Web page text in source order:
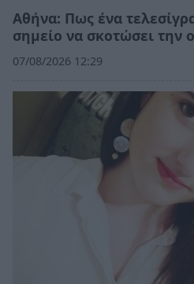
Αθήνα: Πως ένα
σημείο να σκοτώσει την
07/08/2026 12:29